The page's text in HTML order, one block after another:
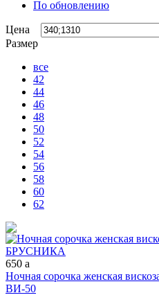
По обновлению
Цена
Размер
все
42
44
46
48
50
52
54
56
58
60
62
650 a
Ночная сорочка женская
ВИ-50